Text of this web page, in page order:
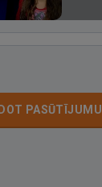
PASŪTĪJUMU